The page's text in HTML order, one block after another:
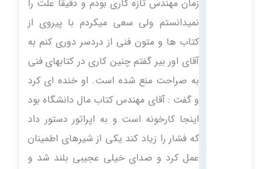
زمان مهندس تازه کاری بودم و دقیقاً علت را
نمیدانستم ولی سعی میکردم با پیروی از
کتاب ها و متون فنی از دردسر دوری کنم به
آقای اور بیر گفتم چنین کاری در کتابهای فنی
به صراحت منع شده است. او خنده ای کرد
و گفت : آقای مهندس کتاب مال دانشگاه بود
اینجا کارخونه است و به اپراتور دستور داد
که فشار را زیاد کند یکی از شیرهای اطمینان
عمل کرد و صدای خیلی عجیبی بلند شد و